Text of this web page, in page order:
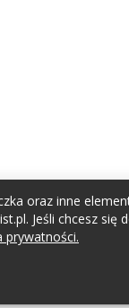
oraz inne
Jeśli chcesz się
prywatności.